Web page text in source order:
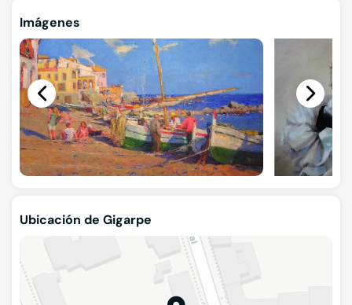
Imágenes
Ubicación de Gigarpe